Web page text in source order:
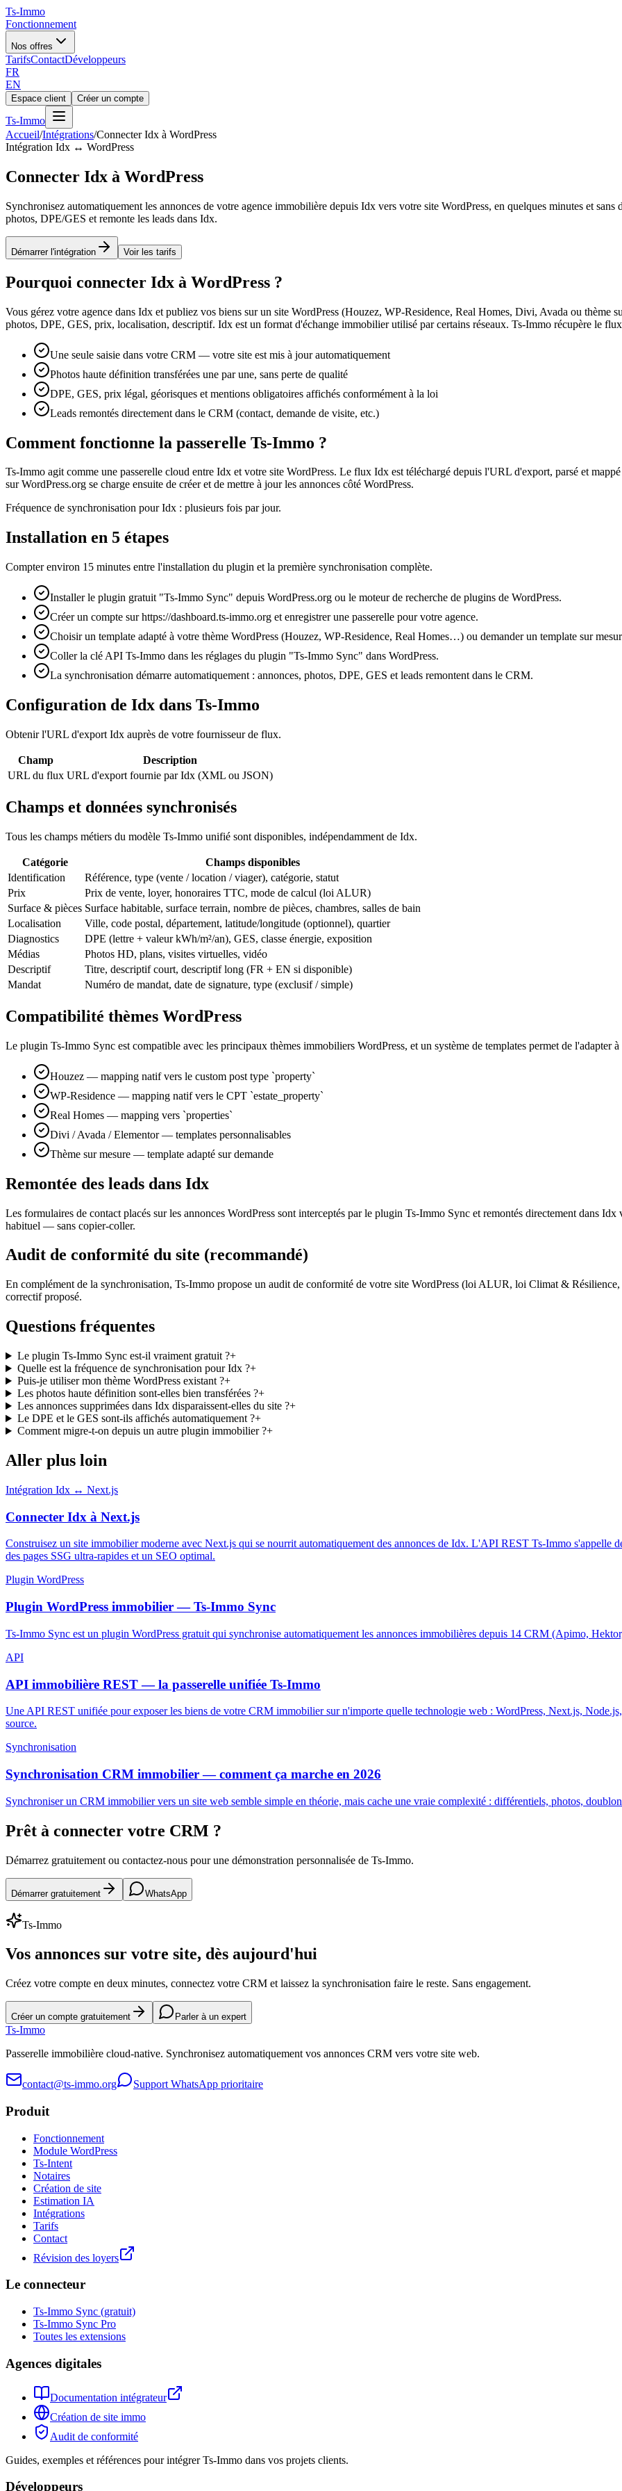
Ts-Immo
Fonctionnement
Nos offres
TarifsContactDéveloppeurs
FR
EN
Espace client Créer un compte
Ts-Immo
Accueil/Intégrations/Connecter Idx à WordPress
Intégration Idx ↔ WordPress
Connecter Idx à WordPress
Synchronisez automatiquement les annonces de votre agence immobilière depuis Idx vers votre site WordPress, en quelques minutes et
photos, DPE/GES et remonte les leads dans Idx.
Démarrer l'intégration Voir les tarifs
Pourquoi connecter Idx à WordPress ?
Vous gérez votre agence dans Idx et publiez vos biens sur un site WordPress (Houzez, WP-Residence, Real Homes, Divi, Avada ou thème
photos, DPE, GES, prix, localisation, descriptif. Idx est un format d'échange immobilier utilisé par certains réseaux. Ts-Immo récupère le
Une seule saisie dans votre CRM — votre site est mis à jour automatiquement
Photos haute définition transférées une par une, sans perte de qualité
DPE, GES, prix légal, géorisques et mentions obligatoires affichés conformément à la loi
Leads remontés directement dans le CRM (contact, demande de visite, etc.)
Comment fonctionne la passerelle Ts-Immo ?
Ts-Immo agit comme une passerelle cloud entre Idx et votre site WordPress. Le flux Idx est téléchargé depuis l'URL d'export, parsé et
sur WordPress.org se charge ensuite de créer et de mettre à jour les annonces côté WordPress.
Fréquence de synchronisation pour Idx : plusieurs fois par jour.
Installation en 5 étapes
Compter environ 15 minutes entre l'installation du plugin et la première synchronisation complète.
Installer le plugin gratuit "Ts-Immo Sync" depuis WordPress.org ou le moteur de recherche de plugins de WordPress.
Créer un compte sur https://dashboard.ts-immo.org et enregistrer une passerelle pour votre agence.
Choisir un template adapté à votre thème WordPress (Houzez, WP-Residence, Real Homes…) ou demander un template sur
Coller la clé API Ts-Immo dans les réglages du plugin "Ts-Immo Sync" dans WordPress.
La synchronisation démarre automatiquement : annonces, photos, DPE, GES et leads remontent dans le CRM.
Configuration de Idx dans Ts-Immo
Obtenir l'URL d'export Idx auprès de votre fournisseur de flux.
Champ
Description
URL du flux URL d'export fournie par Idx (XML ou JSON)
Champs et données synchronisés
Tous les champs métiers du modèle Ts-Immo unifié sont disponibles, indépendamment de Idx.
Catégorie
Champs disponibles
Identification
Référence, type (vente / location / viager), catégorie, statut
Prix
Prix de vente, loyer, honoraires TTC, mode de calcul (loi ALUR)
Surface & pièces Surface habitable, surface terrain, nombre de pièces, chambres, salles de bain
Localisation
Ville, code postal, département, latitude/longitude (optionnel), quartier
Diagnostics
DPE (lettre + valeur kWh/m²/an), GES, classe énergie, exposition
Médias
Photos HD, plans, visites virtuelles, vidéo
Descriptif
Titre, descriptif court, descriptif long (FR + EN si disponible)
Mandat
Numéro de mandat, date de signature, type (exclusif / simple)
Compatibilité thèmes WordPress
Le plugin Ts-Immo Sync est compatible avec les principaux thèmes immobiliers WordPress, et un système de templates permet de l'adapter
Houzez — mapping natif vers le custom post type `property`
WP-Residence — mapping natif vers le CPT `estate_property`
Real Homes — mapping vers `properties`
Divi / Avada / Elementor — templates personnalisables
Thème sur mesure — template adapté sur demande
Remontée des leads dans Idx
Les formulaires de contact placés sur les annonces WordPress sont interceptés par le plugin Ts-Immo Sync et remontés directement dans
habituel — sans copier-coller.
Audit de conformité du site (recommandé)
En complément de la synchronisation, Ts-Immo propose un audit de conformité de votre site WordPress (loi ALUR, loi Climat &
correctif proposé.
Questions fréquentes
Le plugin Ts-Immo Sync est-il vraiment gratuit ?+
Quelle est la fréquence de synchronisation pour Idx ?+
Puis-je utiliser mon thème WordPress existant ?+
Les photos haute définition sont-elles bien transférées ?+
Les annonces supprimées dans Idx disparaissent-elles du site ?+
Le DPE et le GES sont-ils affichés automatiquement ?+
Comment migre-t-on depuis un autre plugin immobilier ?+
Aller plus loin
Intégration Idx ↔ Next.js
Connecter Idx à Next.js
Construisez un site immobilier moderne avec Next.js qui se nourrit automatiquement des annonces de Idx. L'API REST Ts-Immo s'appelle
des pages SSG ultra-rapides et un SEO optimal.
Plugin WordPress
Plugin WordPress immobilier — Ts-Immo Sync
Ts-Immo Sync est un plugin WordPress gratuit qui synchronise automatiquement les annonces immobilières depuis 14 CRM (Apimo,
API
API immobilière REST — la passerelle unifiée Ts-Immo
Une API REST unifiée pour exposer les biens de votre CRM immobilier sur n'importe quelle technologie web : WordPress, Next.js,
source.
Synchronisation
Synchronisation CRM immobilier — comment ça marche en 2026
Synchroniser un CRM immobilier vers un site web semble simple en théorie, mais cache une vraie complexité : différentiels, photos,
Prêt à connecter votre CRM ?
Démarrez gratuitement ou contactez-nous pour une démonstration personnalisée de Ts-Immo.
Démarrer gratuitement WhatsApp
Ts-Immo
Vos annonces sur votre site, dès aujourd'hui
Créez votre compte en deux minutes, connectez votre CRM et laissez la synchronisation faire le reste. Sans engagement.
Créer un compte gratuitement Parler à un expert
Ts-Immo
Passerelle immobilière cloud-native. Synchronisez automatiquement vos annonces CRM vers votre site web.
contact@ts-immo.org Support WhatsApp prioritaire
Produit
Fonctionnement
Module WordPress
Ts-Intent
Notaires
Création de site
Estimation IA
Intégrations
Tarifs
Contact
Révision des loyers
Le connecteur
Ts-Immo Sync (gratuit)
Ts-Immo Sync Pro
Toutes les extensions
Agences digitales
Documentation intégrateur
Création de site immo
Audit de conformité
Guides, exemples et références pour intégrer Ts-Immo dans vos projets clients.
Développeurs